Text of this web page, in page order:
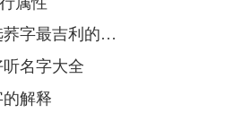
最吉利的名字
名字大全
解释